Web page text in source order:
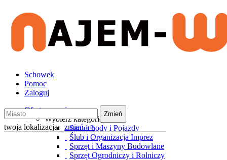
Schowek
Pomoc
Zaloguj
Zmień
twoja lokalizacja: zmień >>
Oferty wynajmu
Wybierz kategorię
Samochody i Pojazdy
Ślub i Organizacja Imprez
Sprzęt i Maszyny Budowlane
Sprzęt Ogrodniczy i Rolniczy